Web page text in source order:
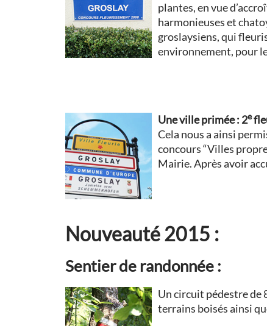
plantes, en vue
harmonieuses et
groslaysiens, qui
environnement, pour
Une ville primée : 2e
Cela nous a ainsi
concours “Villes
Mairie. Après avoir
Nouveauté 2015 :
Sentier de randonnée :
Un circuit pédestre de
terrains boisés ainsi